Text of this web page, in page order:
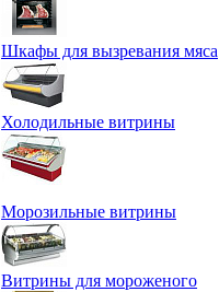
Шкафы для вызревания мяса
Холодильные витрины
Морозильные витрины
Витрины для мороженого